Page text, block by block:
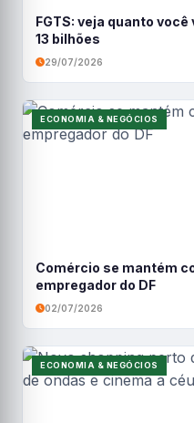
FGTS: veja quanto
13 bilhões
29/07/2026
ECONOMIA & NEGÓCIOS
Comércio se mantém
empregador do DF
02/07/2026
ECONOMIA & NEGÓCIOS